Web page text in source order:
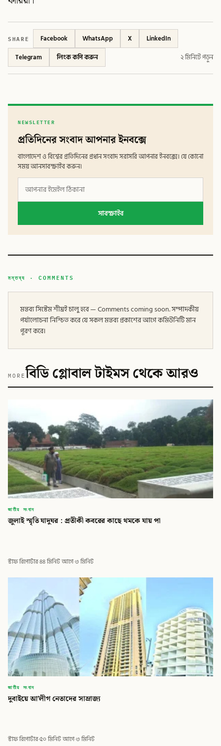
SHARE Facebook WhatsApp X
LinkedIn
Telegram
লিংক কপি করুন ২ মিনিটে পড়ুন
NEWSLETTER
প্রতিদিনের সংবাদ আপনার ইনবক্সে
বাংলাদেশ ও বিশ্বের প্রতিদিনের প্রধান সংবাদ সরাসরি আপনার ইনবক্সে। যে কোনো
সময় আনসাবস্ক্রাইব করুন।
সাবস্ক্রাইব
মন্তব্য · COMMENTS
মন্তব্য সিস্টেম শীঘ্রই চালু হবে — Comments coming soon. সম্পাদকীয়
পর্যালোচনা নিশ্চিত করে যে সকল মন্তব্য প্রকাশের আগে কমিউনিটি মান
পূরণ করে।
MOREবিডি গ্লোবাল টাইমস থেকে আরও
জাতীয় সংবাদ
জুলাই স্মৃতি যাদুঘর : প্রতীকী কবরের কাছে থমকে যায় পা
স্টাফ রিপোর্টার·৪৪ মিনিট আগে·৩ মিনিট
জাতীয় সংবাদ
দুবাইয়ে আ’লীগ নেতাদের সাম্রাজ্য
স্টাফ রিপোর্টার·৫০ মিনিট আগে·৩ মিনিট